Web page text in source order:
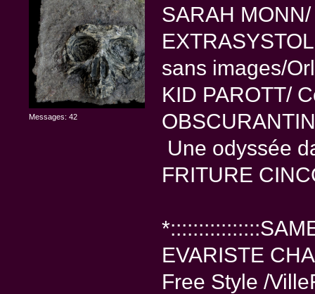
Messages: 42
SARAH
sans images/
KID PAROTT/
Une odyssée
FRITURE
EVARISTE
Free Style /